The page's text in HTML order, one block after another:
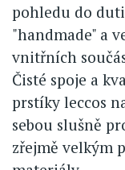
pohledu do
"handmade" a
vnitřních
Čisté spoje a
prstíky leccos
sebou slušně
zřejmě velkým